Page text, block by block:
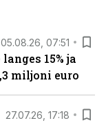
05.08.26, 07:51
15% ja
miljoni euro
27.07.26, 17:18